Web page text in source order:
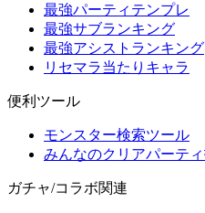
最強パーティテンプレ
最強サブランキング
最強アシストランキング
リセマラ当たりキャラ
便利ツール
モンスター検索ツール
みんなのクリアパーテ
ガチャ/コラボ関連